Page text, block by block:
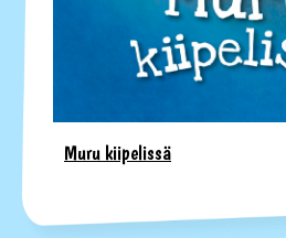
Muru kiipelissä